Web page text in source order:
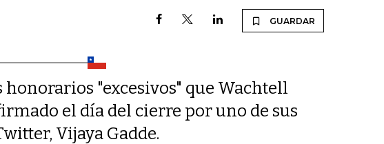
GUARDAR
"excesivos" que Wachtell
el día del cierre por uno de sus
Vijaya Gadde.